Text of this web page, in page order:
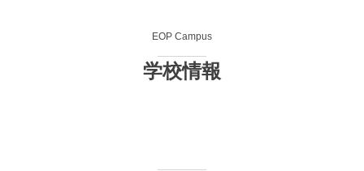
EOP Campus
学校情報